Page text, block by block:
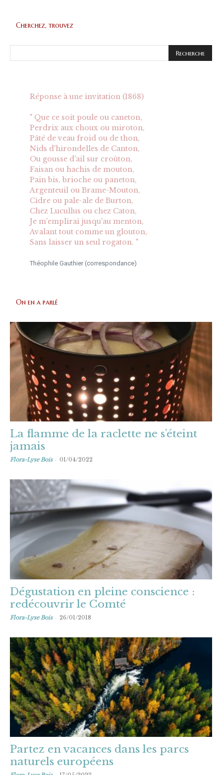
Cherchez, trouvez
Réponse à une invitation (1868)
" Que ce soit poule ou caneton,
Perdrix aux choux ou miroton,
Pâté de veau froid ou de thon,
Nids d'hirondelles de Canton,
Ou gousse d'ail sur croûton,
Faisan ou hachis de mouton,
Pain bis, brioche ou paneton,
Argenteuil ou Brame-Mouton,
Cidre ou pale-ale de Burton,
Chez Lucullus ou chez Caton,
Je m'emplirai jusqu'au menton,
Avalant tout comme un glouton,
Sans laisser un seul rogaton. "
Théophile Gauthier (correspondance)
On en a parlé
La flamme de la raclette ne s’éteint
jamais
Flora-Lyse Bois - 01/04/2022
Dégustation en pleine conscience :
redécouvrir le Comté
Flora-Lyse Bois - 26/01/2018
Partez en vacances dans les parcs
naturels européens